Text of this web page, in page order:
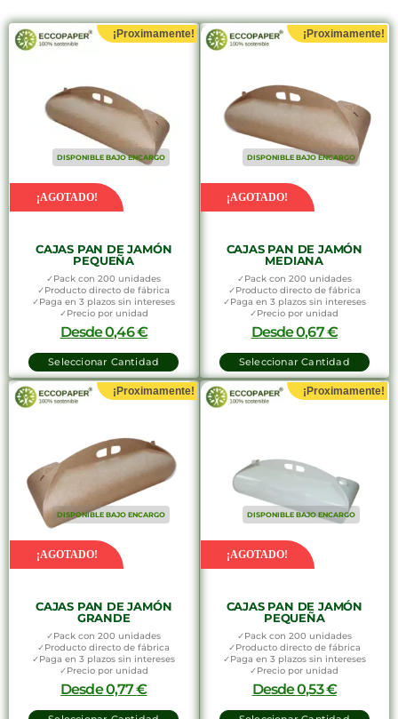
¡Proximamente!
¡AGOTADO!
DISPONIBLE BAJO ENCARGO
CAJAS PAN DE JAMÓN
PEQUEÑA
✓Pack con 200 unidades
✓Producto directo de fábrica
✓Paga en 3 plazos sin intereses
✓Precio por unidad
Desde0,46€
Seleccionar Cantidad
¡Proximamente!
¡AGOTADO!
DISPONIBLE BAJO ENCARGO
CAJAS PAN DE JAMÓN
MEDIANA
✓Pack con 200 unidades
✓Producto directo de fábrica
✓Paga en 3 plazos sin intereses
✓Precio por unidad
Desde0,67€
Seleccionar Cantidad
¡Proximamente!
¡AGOTADO!
DISPONIBLE BAJO ENCARGO
CAJAS PAN DE JAMÓN
GRANDE
✓Pack con 200 unidades
✓Producto directo de fábrica
✓Paga en 3 plazos sin intereses
✓Precio por unidad
Desde0,77€
¡Proximamente!
¡AGOTADO!
DISPONIBLE BAJO ENCARGO
CAJAS PAN DE JAMÓN
PEQUEÑA
✓Pack con 200 unidades
✓Producto directo de fábrica
✓Paga en 3 plazos sin intereses
✓Precio por unidad
Desde0,53€